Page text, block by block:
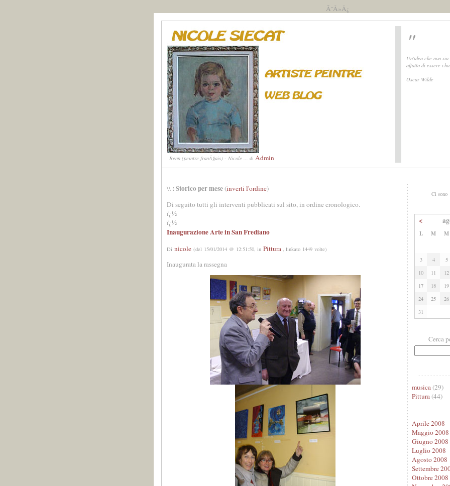
Ã¯Â»Â¿
Benn (peintre franÃ§ais) - Nicole ... di Admin
"
Un'idea che non
affatto di essere
Oscar Wilde
\\ : Storico per mese(inverti l'ordine)
Di seguito tutti gli interventi pubblicati sul sito, in ordine cronologico.
ï¿½
ï¿½
Inaugurazione Arte in San Frediano
Di nicole (del 15/01/2014 @ 12:51:50, in Pittura , linkato 1449 volte)
Inaugurata la rassegna
Ci sono
<
L M M
3
4 5
10
11 12
17
18 19
24
25 26
31
Cerca
musica(29)
Pittura(44)
Aprile 2008
Maggio 2008
Giugno 2008
Luglio 2008
Agosto 2008
Settembre
Ottobre 2008